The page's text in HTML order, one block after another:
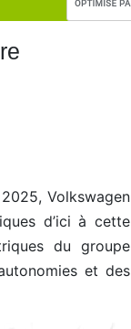
Volkswagen
d’ici à cette
du groupe
et des